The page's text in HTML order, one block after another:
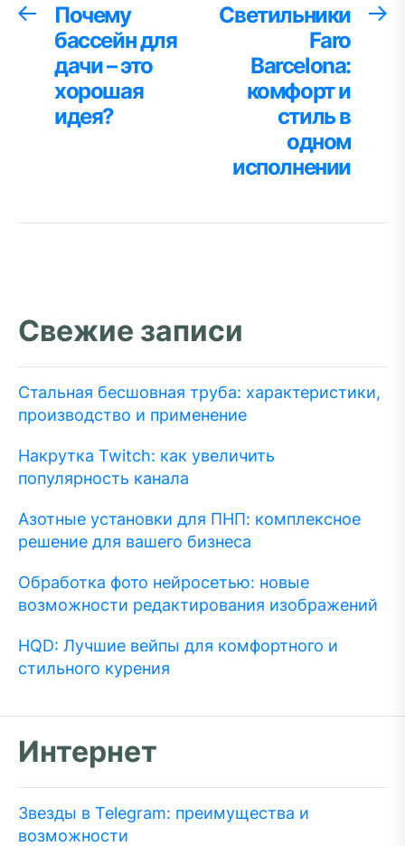
Навигация
записям
Предыдущая
запись:
Почему
бассейн для
дачи – это
хорошая
идея?
Светильники
Faro
Barcelona:
комфорт и
стиль в
одном
исполнении
Свежие записи
Стальная бесшовная труба: характеристики,
производство и применение
Накрутка Twitch: как увеличить
популярность канала
Азотные установки для ПНП: комплексное
решение для вашего бизнеса
Обработка фото нейросетью: новые
возможности редактирования изображений
HQD: Лучшие вейпы для комфортного и
стильного курения
Интернет
Звезды в Telegram: преимущества и
возможности